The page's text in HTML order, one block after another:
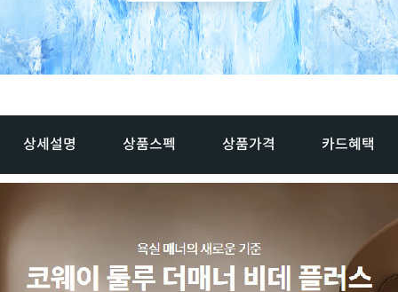
상세설명 상품스펙 상품가격 카드혜택